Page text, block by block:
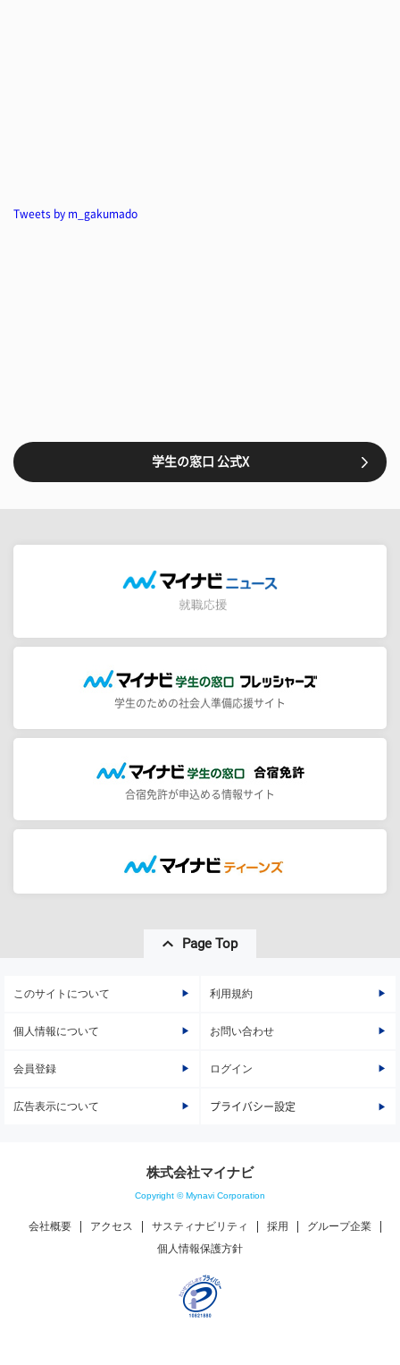
Tweets by m_gakumado
学生の窓口 公式X
学生のための社会人準備応援サイト
合宿免許が申込める情報サイト
Page Top
このサイトについて 利用規約
個人情報について お問い合わせ
会員登録 ログイン
広告表示について プライバシー設定
株式会社マイナビ
Copyright © Mynavi Corporation
会社概要 アクセス サスティナビリティ 採用
グループ企業
個人情報保護方針